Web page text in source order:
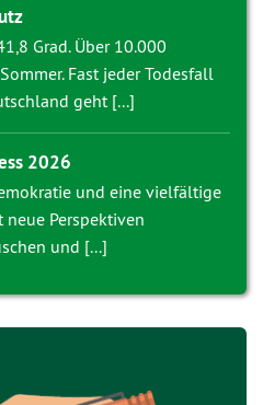
Grad. Über 10.000
Fast jeder Todesfall
geht [...]
2026
und eine vielfältige
neue Perspektiven
und [...]